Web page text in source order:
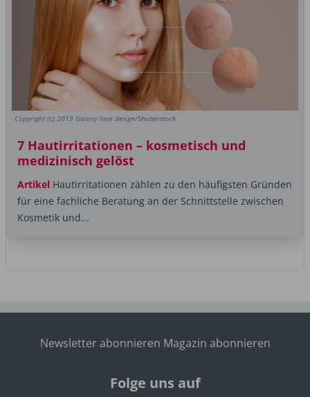
Copyright (c) 2019 Galaxy love design/Shutterstock
7 Hautirritationen – kosmetisch und
medizinisch gelöst
Artikel Hautirritationen zählen zu den häufigsten Gründen
für eine fachliche Beratung an der Schnittstelle zwischen
Kosmetik und...
Newsletter abonnieren Magazin abonnieren
Folge uns auf